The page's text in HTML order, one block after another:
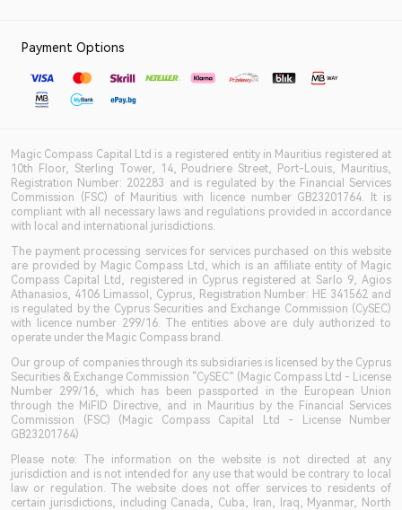
Payment Options
Magic Compass Capital Ltd is a registered entity in Mauritius registered at
10th Floor, Sterling Tower, 14, Poudriere Street, Port-Louis, Mauritius,
Registration Number: 202283 and is regulated by the Financial Services
Commission (FSC) of Mauritius with licence number GB23201764. It is
compliant with all necessary laws and regulations provided in accordance
with local and international jurisdictions.
The payment processing services for services purchased on this website
are provided by Magic Compass Ltd, which is an affiliate entity of Magic
Compass Capital Ltd, registered in Cyprus registered at Sarlo 9, Agios
Athanasios, 4106 Limassol, Cyprus, Registration Number: HE 341562 and
is regulated by the Cyprus Securities and Exchange Commission (CySEC)
with licence number 299/16. The entities above are duly authorized to
operate under the Magic Compass brand.
Our group of companies through its subsidiaries is licensed by the Cyprus
Securities & Exchange Commission “CySEC” (Magic Compass Ltd - License
Number 299/16, which has been passported in the European Union
through the MiFID Directive, and in Mauritius by the Financial Services
Commission (FSC) (Magic Compass Capital Ltd - License Number
GB23201764)
Please note: The information on the website is not directed at any
jurisdiction and is not intended for any use that would be contrary to local
law or regulation. The website does not offer services to residents of
certain jurisdictions, including Canada, Cuba, Iran, Iraq, Myanmar, North